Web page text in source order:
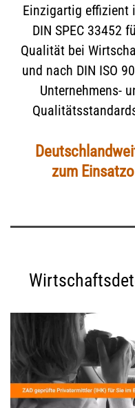
Einzigartig effizient
DIN SPEC 33452
Qualität bei
und nach DIN ISO
Unternehmens-
zum